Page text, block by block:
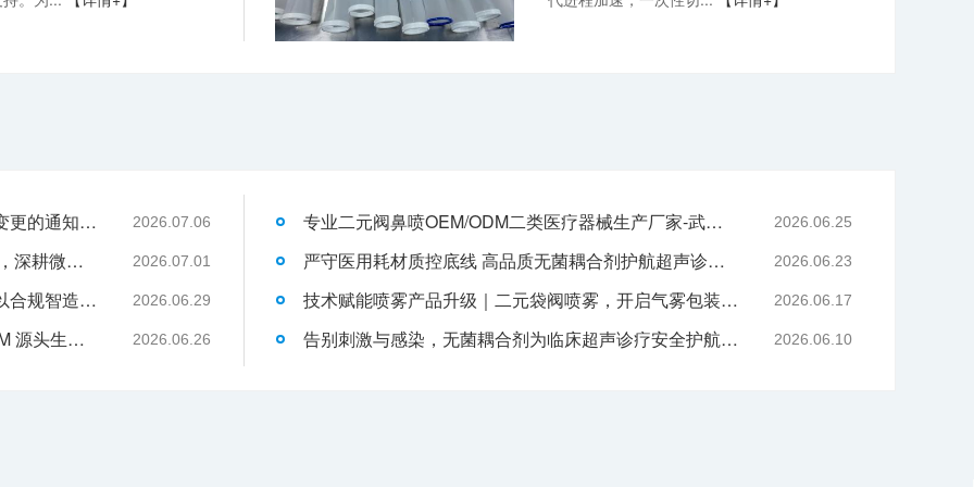
关于消毒型医用超声耦合剂外包装装箱方式变更的通知-武汉耦合医学 2026.07.06
武汉耦合医学：聚焦一次性切口保护套OEM，深耕微创耗材定制代工领域 2026.07.01
液体伤口敷料代工行业升级，武汉耦合医学以合规智造赋能品牌发展 2026.06.29
武汉耦合医学｜专业二类妇科凝胶 OEM/ODM 源头生产厂家 2026.06.26
专业二元阀鼻喷OEM/ODM二类医疗器械生产厂家-武汉耦合医学 2026.06.25
严守医用耗材质控底线 高品质无菌耦合剂护航超声诊疗院感安全-武汉耦合医学 2026.06.23
技术赋能喷雾产品升级｜二元袋阀喷雾，开启气雾包装新工艺时代 2026.06.17
告别刺激与感染，无菌耦合剂为临床超声诊疗安全护航-武汉耦合医学 2026.06.10